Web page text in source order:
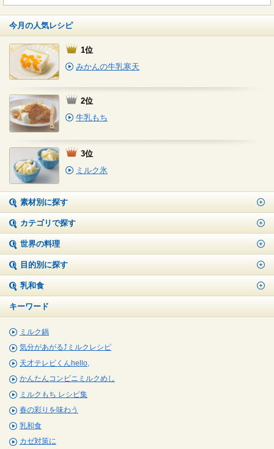
今月の人気レシピ
1位
みかんの牛乳寒天
2位
牛乳もち
3位
ミルク氷
素材別に探す
カテゴリで探す
世界の料理
目的別に探す
乳和食
キーワード
ミルク鍋
気分があがる⤴ミルクレシピ
天才テレビくんhello,
かんたんコンビニミルクめし
ミルクもち レシピ集
春の彩りを味わう
乳和食
カゼ対策に